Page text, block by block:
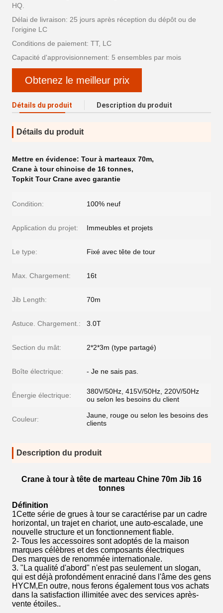
HQ.
Délai de livraison: 25 jours après réception du dépôt ou de
l'origine LC
Conditions de paiement: TT, LC
Capacité d'approvisionnement: 5 ensembles par mois
Obtenez le meilleur prix
Détails du produit Description du produit
Détails du produit
Mettre en évidence: Tour à marteaux 70m,
Crane à tour chinoise de 16 tonnes,
Topkit Tour Crane avec garantie
Condition: 100% neuf
Application du projet: Immeubles et projets
Le type: Fixé avec tête de tour
Max. Chargement: 16t
Jib Length: 70m
Astuce. Chargement.: 3.0T
Section du mât: 2*2*3m (type partagé)
Boîte électrique: - Je ne sais pas.
Énergie électrique:
380V/50Hz, 415V/50Hz, 220V/50Hz
ou selon les besoins du client
Couleur:
Jaune, rouge ou selon les besoins des
clients
Description du produit
Crane à tour à tête de marteau Chine 70m Jib 16
tonnes
Définition
1Cette série de grues à tour se caractérise par un cadre
horizontal, un trajet en chariot, une auto-escalade, une
nouvelle structure et un fonctionnement fiable.
2- Tous les accessoires sont adoptés de la maison
marques célèbres et des composants électriques
Des marques de renommée internationale.
3. "La qualité d'abord" n'est pas seulement un slogan,
qui est déjà profondément enraciné dans l'âme des gens
HYCM,En outre, nous ferons également tous vos achats
dans la satisfaction illimitée avec des services après-
vente étoiles..